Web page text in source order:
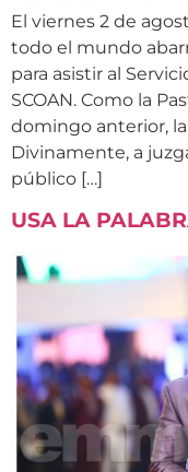
El viernes 2 de
todo el mundo
para asistir al
SCOAN. Como la
domingo anterior,
Divinamente, a
público […]
USA LA